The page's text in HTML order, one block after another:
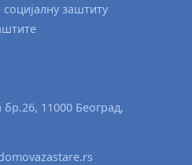
заштиту
11000 Београд,